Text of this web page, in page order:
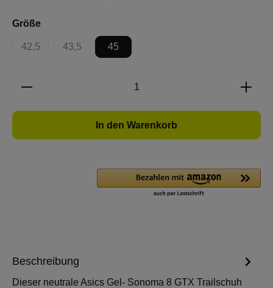
Größeauswählen
42,5
(Diese Option ist zurzeit nicht verfügbar.)
43,5
(Diese Option ist zurzeit nicht verfügbar.)
45
Produkt Anzahl: Gib den gewünschten
In den Warenkorb
Beschreibung
Dieser neutrale Asics Gel- Sonoma 8 GTX Trailschuh